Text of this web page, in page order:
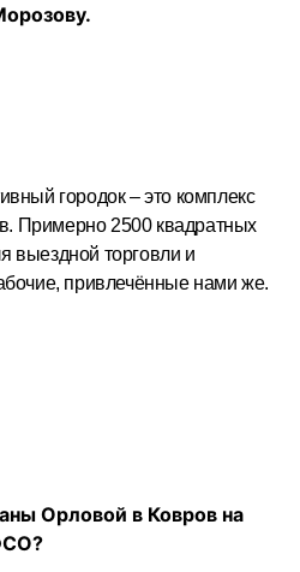
городок – это комплекс
Примерно 2500 квадратных
выездной торговли и
привлечённые нами же.
Орловой в Ковров на